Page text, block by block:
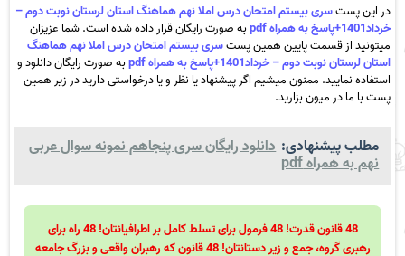
در این پستسری بیستم امتحان درس املا نهم هماهنگ استان لرستان نوبت دوم –
خرداد1401+پاسخ به همراه pdf
به صورت رایگان قرار داده شده است. شما عزیزان
میتونید از قسمت پایین همین پستسری بیستم امتحان درس املا نهم هماهنگ
استان لرستان نوبت دوم – خرداد1401+پاسخ به همراه pdf
به صورت رایگان دانلود و
استفاده نمایید. ممنون میشیم اگر پیشنهاد یا نظر و یا درخواستی دارید در زیر همین
پست با ما در میون بزارید.
مطلب پیشنهادی: دانلود رایگان سری پنجاهم نمونه سوال عربی
نهم به همراه pdf
48 قانون قدرت! 48 فرمول برای تسلط کامل بر اطرافیانتان! 48 راه برای
رهبری گروه، جمع و زیر دستانتان! 48 قانون که رهبران واقعی و بزرگ جامعه